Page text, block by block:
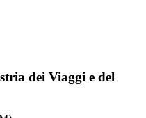
dei Viaggi e del